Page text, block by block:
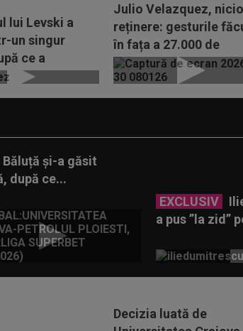
lui Levski a
un singur
ce a
pe Craiova
Julio Velazquez, nicio
reținere: gesturile
în fața a 27.000 de
persoane, după...
și-a găsit
după ce...
EXCLUSIV
a pus ”la zid”
Decizia luată de